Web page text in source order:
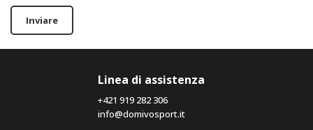
Inviare
Linea di assistenza
+421 919 282 306
info@domivosport.it